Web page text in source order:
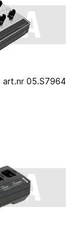
art.nr 05.S7964